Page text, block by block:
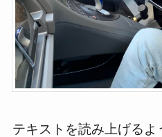
テキストを読み上げるよ